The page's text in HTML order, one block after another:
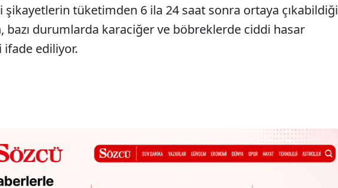
şikayetlerin tüketimden 6 ila 24 saat sonra ortaya çıkabildiği
bazı durumlarda karaciğer ve böbreklerde ciddi hasar
ediliyor.